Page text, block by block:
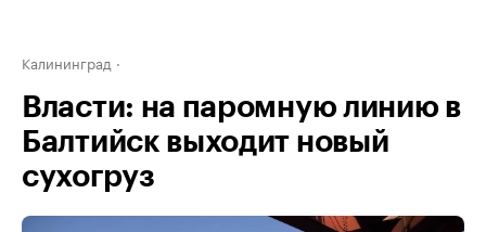
Калининград
Власти: на паромную линию в
Балтийск выходит новый
сухогруз